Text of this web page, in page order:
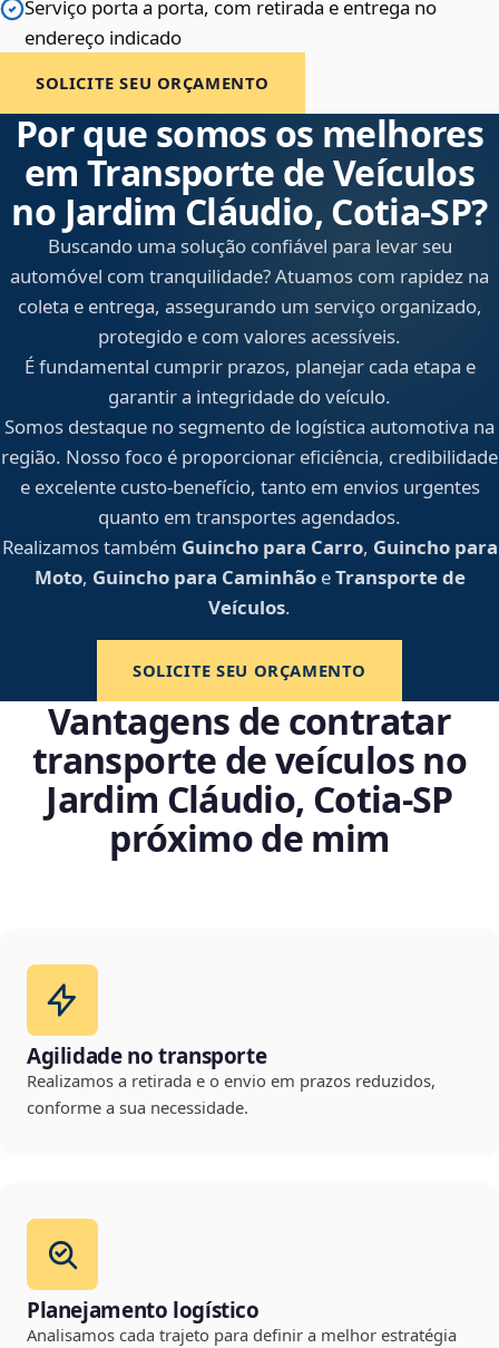
Serviço porta a porta, com retirada e entrega no
endereço indicado
SOLICITE SEU ORÇAMENTO
Por que somos os melhores
em Transporte de Veículos
no Jardim Cláudio, Cotia‑SP?
Buscando uma solução confiável para levar seu
automóvel com tranquilidade? Atuamos com rapidez na
coleta e entrega, assegurando um serviço organizado,
protegido e com valores acessíveis.
É fundamental cumprir prazos, planejar cada etapa e
garantir a integridade do veículo.
Somos destaque no segmento de logística automotiva na
região. Nosso foco é proporcionar eficiência, credibilidade
e excelente custo-benefício, tanto em envios urgentes
quanto em transportes agendados.
Realizamos também Guincho para Carro, Guincho para
Moto, Guincho para CaminhãoeTransporte de
Veículos.
SOLICITE SEU ORÇAMENTO
Vantagens de contratar
transporte de veículos no
Jardim Cláudio, Cotia‑SP
próximo de mim
Agilidade no transporte
Realizamos a retirada e o envio em prazos reduzidos,
conforme a sua necessidade.
Planejamento logístico
Analisamos cada trajeto para definir a melhor estratégia